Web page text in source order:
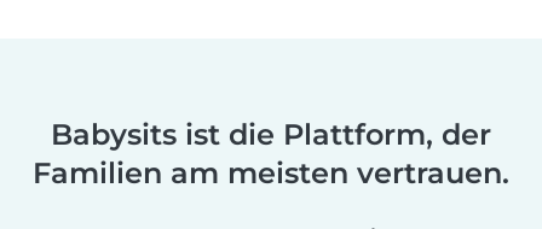
Babysits ist die Plattform, der
Familien am meisten vertrauen.